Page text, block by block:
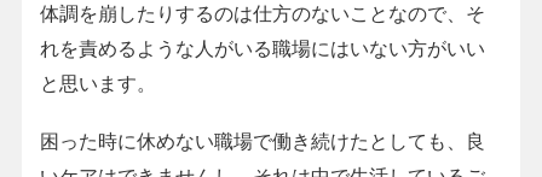
体調を崩したりするのは仕方のないことなので、そ
れを責めるような人がいる職場にはいない方がいい
と思います。
困った時に休めない職場で働き続けたとしても、良